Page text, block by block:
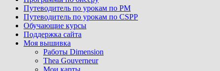
Путеводитель по урокам по PM
Путеводитель по урокам по CSPP
Обучающиe курсы
Поддержка сайта
Моя вышивка
Работы Dimension
Thea Gouverneur